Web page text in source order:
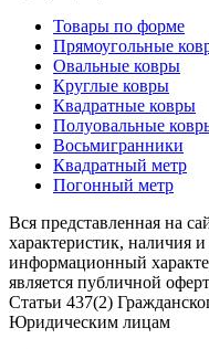
Паласы
Как
выбрать
ковер
Доставка
и
оплата
Наши
работы
+7
812
647-
90-
72
Товары по форме
Прямоугольные
Овальные ковры
Круглые ковры
Квадратные ковры
Полуовальные
Восьмигранники
Квадратный метр
Погонный метр
Вся представленная на
характеристик, наличия
информационный
является публичной
Статьи 437(2)
Юридическим лицам